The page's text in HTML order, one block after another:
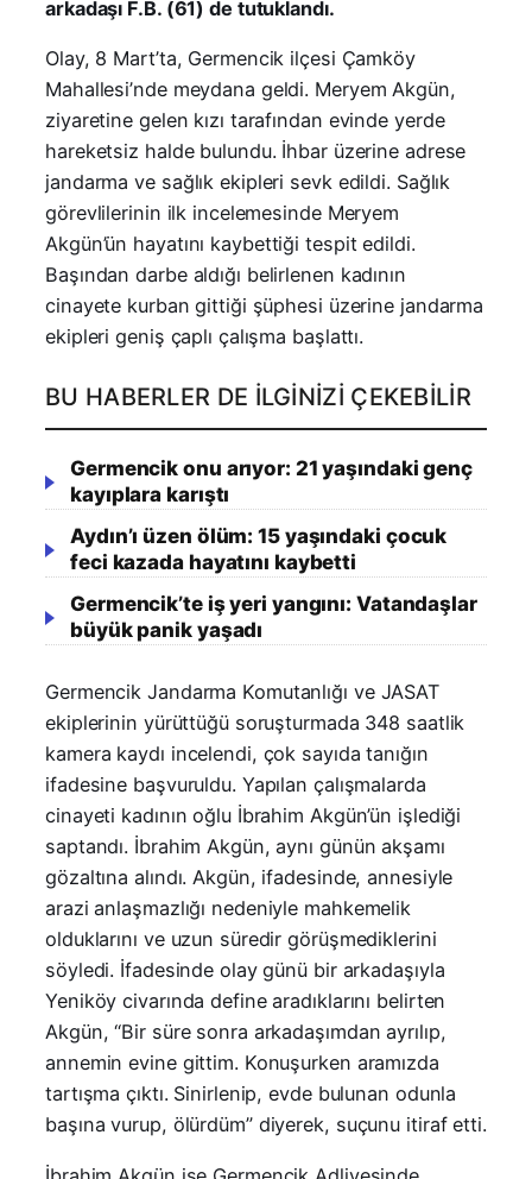
arkadaşı F.B. (61) de tutuklandı.
Olay, 8 Mart’ta, Germencik ilçesi Çamköy
Mahallesi’nde meydana geldi. Meryem Akgün,
ziyaretine gelen kızı tarafından evinde yerde
hareketsiz halde bulundu. İhbar üzerine adrese
jandarma ve sağlık ekipleri sevk edildi. Sağlık
görevlilerinin ilk incelemesinde Meryem
Akgün’ün hayatını kaybettiği tespit edildi.
Başından darbe aldığı belirlenen kadının
cinayete kurban gittiği şüphesi üzerine jandarma
ekipleri geniş çaplı çalışma başlattı.
BU HABERLER DE İLGINIZI ÇEKEBILIR
Germencik onu arıyor: 21 yaşındaki genç
kayıplara karıştı
Aydın’ı üzen ölüm: 15 yaşındaki çocuk
feci kazada hayatını kaybetti
Germencik’te iş yeri yangını: Vatandaşlar
büyük panik yaşadı
Germencik Jandarma Komutanlığı ve JASAT
ekiplerinin yürüttüğü soruşturmada 348 saatlik
kamera kaydı incelendi, çok sayıda tanığın
ifadesine başvuruldu. Yapılan çalışmalarda
cinayeti kadının oğlu İbrahim Akgün’ün işlediği
saptandı. İbrahim Akgün, aynı günün akşamı
gözaltına alındı. Akgün, ifadesinde, annesiyle
arazi anlaşmazlığı nedeniyle mahkemelik
olduklarını ve uzun süredir görüşmediklerini
söyledi. İfadesinde olay günü bir arkadaşıyla
Yeniköy civarında define aradıklarını belirten
Akgün, “Bir süre sonra arkadaşımdan ayrılıp,
annemin evine gittim. Konuşurken aramızda
tartışma çıktı. Sinirlenip, evde bulunan odunla
başına vurup, ölürdüm” diyerek, suçunu itiraf etti.